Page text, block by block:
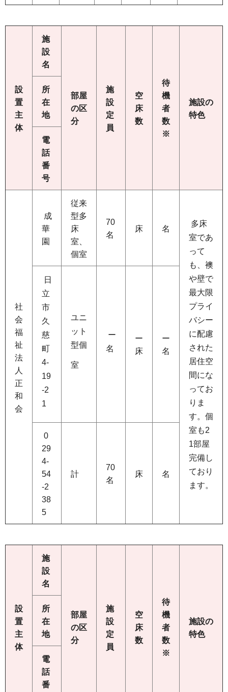
設
置
主
体
施
設
名
部屋
の区
分
施
設
定
員
空
床
数
待
機
者
数
※
施設の
特色
所
在
地
電
話
番
号
社
会
福
祉
法
人
正
和
会
成
華
園
従来
型多
床
室、
個室
70
名
床 名
多床
室であ
って
も、襖
や壁で
最大限
プライ
バシー
に配慮
された
居住空
間にな
ってお
りま
す。個
室も2
1部屋
完備し
ており
ます。
日
立
市
久
慈
町
4-
19
-2
1
ユニ
ット
型個
室
ー
名
ー
床
ー
名
0
29
4-
54
-2
38
5
計
70
名
床 名
設
置
主
体
施
設
名
部屋
の区
分
施
設
定
員
空
床
数
待
機
者
数
※
施設の
特色
所
在
地
電
話
番